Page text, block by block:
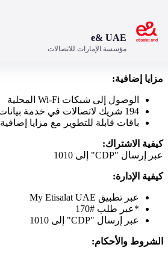
باقة البيانات الدولية
مزايا إضافية:
الوصول إلى شبكات Wi-Fi المحلية
194 شريك لاتصالات في خدمة بيانات التجوال في 100 دولة
باقات قابلة للتطوير مع مزايا إضافية
كيفية الاشتراك:
عبر إرسال "CDP" إلى 1010
كيفية الإدارة:
عبر تطبيق My Etisalat UAE
*عبر طلب #170
عبر إرسال "CDP" إلى 1010
الشروط والأحكام:
e& UAE
مؤسسة الإمارات للاتصالات